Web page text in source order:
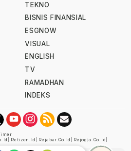
TEKNO
BISNIS FINANSIAL
ESGNOW
VISUAL
ENGLISH
TV
RAMADHAN
INDEKS
Retizen.id Rejabar.co.id Rejogja.co.id